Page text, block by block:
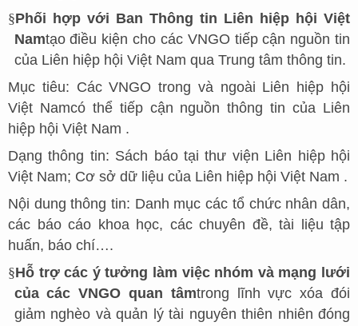
§Phối hợp với Ban Thông tin Liên hiệp hội Việt
Namtạo điều kiện cho các VNGO tiếp cận nguồn tin
của Liên hiệp hội Việt Nam qua Trung tâm thông tin.
Mục tiêu: Các VNGO trong và ngoài Liên hiệp hội
Việt Namcó thể tiếp cận nguồn thông tin của Liên
hiệp hội Việt Nam .
Dạng thông tin: Sách báo tại thư viện Liên hiệp hội
Việt Nam; Cơ sở dữ liệu của Liên hiệp hội Việt Nam .
Nội dung thông tin: Danh mục các tổ chức nhân dân,
các báo cáo khoa học, các chuyên đề, tài liệu tập
huấn, báo chí….
§Hỗ trợ các ý tưởng làm việc nhóm và mạng lưới
của các VNGO quan tâmtrong lĩnh vực xóa đói
giảm nghèo và quản lý tài nguyên thiên nhiên đóng